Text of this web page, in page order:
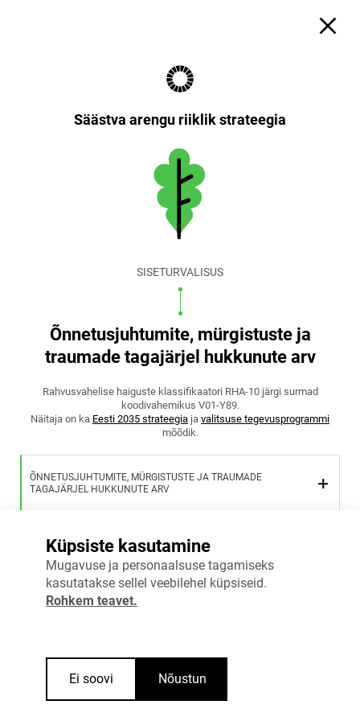
Säästva arengu riiklik strateegia
SISETURVALISUS
Õnnetusjuhtumite, mürgistuste ja
traumade tagajärjel hukkunute arv
Rahvusvahelise haiguste klassifikaatori RHA-10 järgi surmad
koodivahemikus V01-Y89.
Näitaja on ka Eesti 2035 strateegia ja valitsuse tegevusprogrammi
mõõdik.
ÕNNETUSJUHTUMITE, MÜRGISTUSTE JA TRAUMADE
TAGAJÄRJEL HUKKUNUTE ARV
TÖÖÕNNETUSES HUKKUNUTE ARV
Küpsiste kasutamine
Mugavuse ja personaalsuse tagamiseks
kasutatakse sellel veebilehel küpsiseid.
Rohkem teavet.
Ei soovi Nõustun